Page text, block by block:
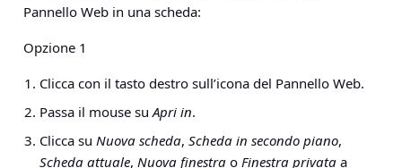
Pannello Web in una scheda:
Opzione 1
Clicca con il tasto destro sull’icona del Pannello Web.
Passa il mouse su Apri in.
Clicca su Nuova scheda, Scheda in secondo piano,
Scheda attuale, Nuova finestra o Finestra privata a